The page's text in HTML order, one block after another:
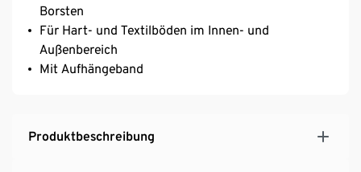
Borsten
Für Hart- und Textilböden im Innen- und
Außenbereich
Mit Aufhängeband
Produktbeschreibung